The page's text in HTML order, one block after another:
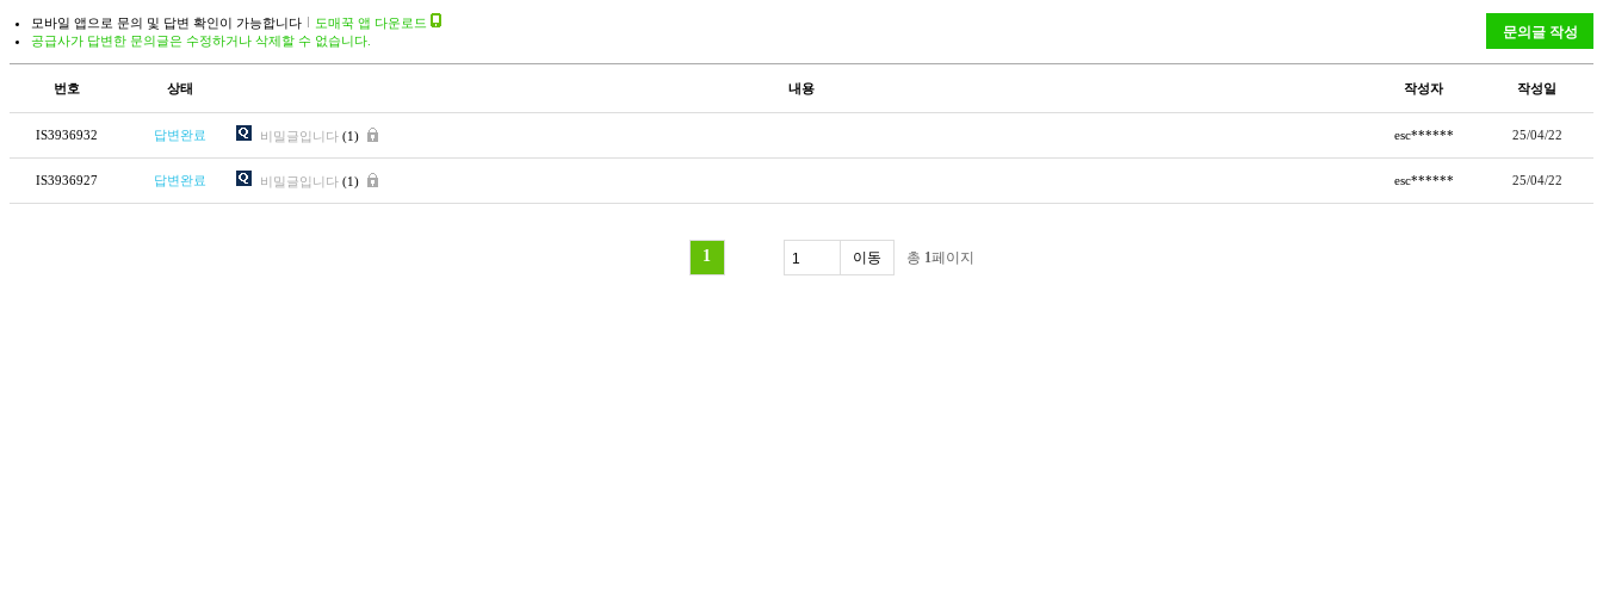
모바일 앱으로 문의 및 답변 확인이 가능합니다
도매꾹 앱 다운로드
공급사가 답변한 문의글은 수정하거나 삭제할 수 없습니다.
번호 상태 내용 작성자 작성일
IS3936932 답변완료 비밀글입니다 (1) esc****** 25/04/22
IS3936927 답변완료 비밀글입니다 (1) esc****** 25/04/22
1 총 1페이지